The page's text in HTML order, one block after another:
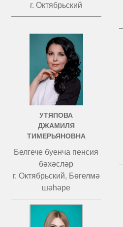
г. Октябрьский
УТЯПОВА
ДЖАМИЛЯ
ТИМЕРЬЯНОВНА
Белгече буенча пенсия
бәхәсләр
г. Октябрьский, Бөгелмә
шәһәре